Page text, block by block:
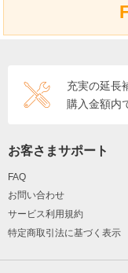
充実の延長
購入金額内
お客さまサポート
FAQ
お問い合わせ
サービス利用規約
特定商取引法に基づく表示